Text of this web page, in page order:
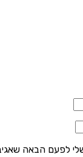
לפעם הבאה